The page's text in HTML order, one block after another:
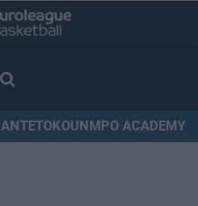
ANTETOKOUNMPO ACADEMY